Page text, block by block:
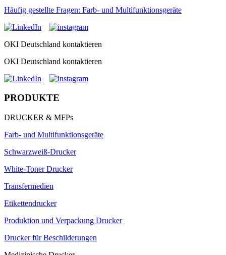
Häufig gestellte Fragen: Farb- und Multifunktionsgeräte
OKI Deutschland kontaktieren
OKI Deutschland kontaktieren
PRODUKTE
DRUCKER & MFPs
Farb- und Multifunktionsgeräte
Schwarzweiß-Drucker
White-Toner Drucker
Transfermedien
Etikettendrucker
Produktion und Verpackung Drucker
Drucker für Beschilderungen